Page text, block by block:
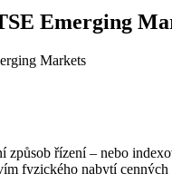
Emerging
Markets
způsob řízení – nebo
fyzického nabytí cenných